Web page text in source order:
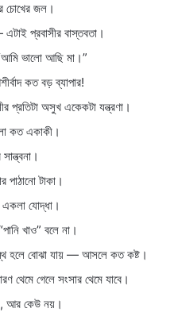
চোখের জল।
প্রবাসীর বাস্তবতা।
ভালো আছি মা।”
কত বড় ব্যাপার!
প্রতিটা অসুখ একেকটা যন্ত্রণা।
কত একাকী।
পাঠানো টাকা।
একলা যোদ্ধা।
খাও” বলে না।
হলে বোঝা যায় — আসলে কত কষ্ট।
থেমে গেলে সংসার থেমে যাবে।
আর কেউ নয়।